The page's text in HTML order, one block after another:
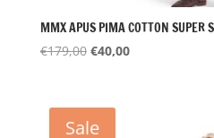
MMX APUS PIMA COTTON SUPER
€179,00 Oorspronkelijke
€179,00.
€40,00Huidige
Sale